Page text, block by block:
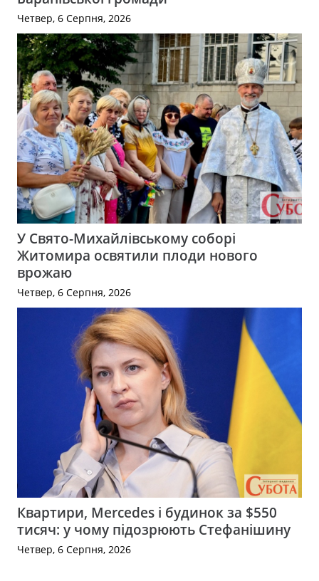
Четвер, 6 Серпня, 2026
У Свято-Михайлівському соборі
Житомира освятили плоди нового
врожаю
Четвер, 6 Серпня, 2026
Квартири, Mercedes і будинок за $550
тисяч: у чому підозрюють Стефанішину
Четвер, 6 Серпня, 2026